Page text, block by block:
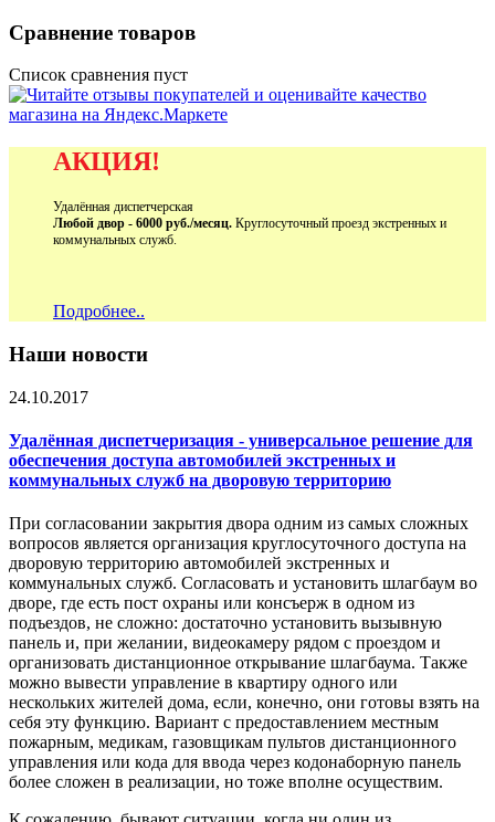
Сравнение товаров
Список сравнения пуст
АКЦИЯ!
Удалённая диспетчерская
Любой двор - 6000 руб./месяц. Круглосуточный проезд экстренных и
коммунальных служб.
Подробнее..
Наши новости
24.10.2017
Удалённая диспетчеризация - универсальное решение для
обеспечения доступа автомобилей экстренных и
коммунальных служб на дворовую территорию
При согласовании закрытия двора одним из самых сложных
вопросов является организация круглосуточного доступа на
дворовую территорию автомобилей экстренных и
коммунальных служб. Согласовать и установить шлагбаум во
дворе, где есть пост охраны или консъерж в одном из
подъездов, не сложно: достаточно установить вызывную
панель и, при желании, видеокамеру рядом с проездом и
организовать дистанционное открывание шлагбаума. Также
можно вывести управление в квартиру одного или
нескольких жителей дома, если, конечно, они готовы взять на
себя эту функцию. Вариант с предоставлением местным
пожарным, медикам, газовщикам пультов дистанционного
управления или кода для ввода через кодонаборную панель
более сложен в реализации, но тоже вполне осуществим.